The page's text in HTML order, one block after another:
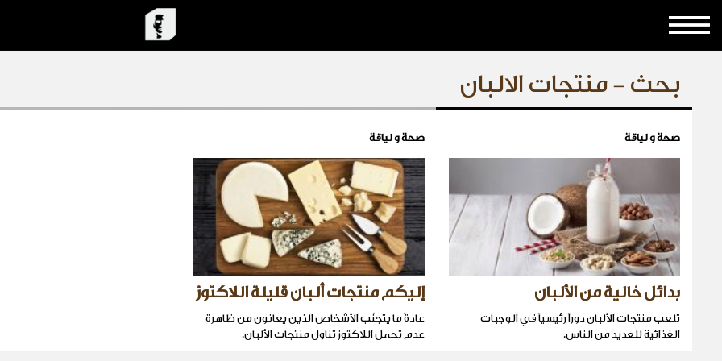
بحث - منتجات الالبان
صحة و لياقة
بدائل خالية من الألبان
تلعب منتجات الألبان دوراً رئيسياً في الوجبات
الغذائية للعديد من الناس.
صحة و لياقة
إليكم منتجات ألبان قليلة اللاكتوز
عادةً ما يتجنّب الأشخاص الذين يعانون من ظاهرة
عدم تحمل اللاكتوز تناول منتجات الألبان.